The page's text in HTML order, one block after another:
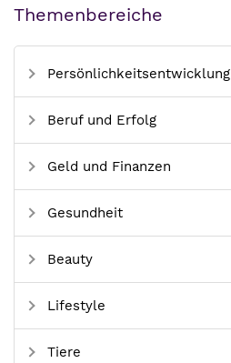
Themenbereiche
Persönlichkeitsentwicklung
Beruf und Erfolg
Geld und Finanzen
Gesundheit
Beauty
Lifestyle
Tiere